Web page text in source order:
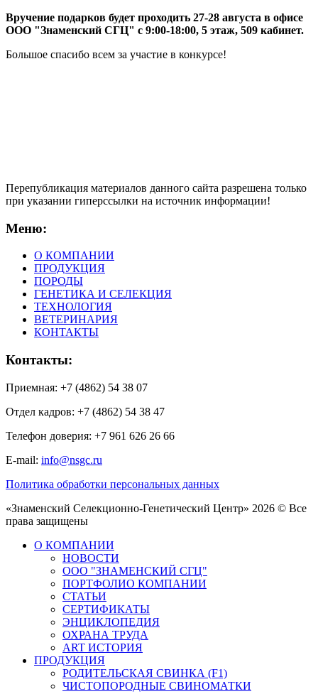
Вручение подарков будет проходить 27-28 августа в офисе
ООО "Знаменский СГЦ" с 9:00-18:00, 5 этаж, 509 кабинет.
Большое спасибо всем за участие в конкурсе!
Перепубликация материалов данного сайта разрешена только
при указании гиперсcылки на источник информации!
Меню:
О КОМПАНИИ
ПРОДУКЦИЯ
ПОРОДЫ
ГЕНЕТИКА И СЕЛЕКЦИЯ
ТЕХНОЛОГИЯ
ВЕТЕРИНАРИЯ
КОНТАКТЫ
Контакты:
Приемная: +7 (4862) 54 38 07
Отдел кадров: +7 (4862) 54 38 47
Телефон доверия: +7 961 626 26 66
E-mail: info@nsgc.ru
Политика обработки персональных данных
«Знаменский Селекционно-Генетический Центр» 2026 © Все
права защищены
О КОМПАНИИ
НОВОСТИ
ООО "ЗНАМЕНСКИЙ СГЦ"
ПОРТФОЛИО КОМПАНИИ
СТАТЬИ
СЕРТИФИКАТЫ
ЭНЦИКЛОПЕДИЯ
ОХРАНА ТРУДА
ART ИСТОРИЯ
ПРОДУКЦИЯ
РОДИТЕЛЬСКАЯ СВИНКА (F1)
ЧИСТОПОРОДНЫЕ СВИНОМАТКИ